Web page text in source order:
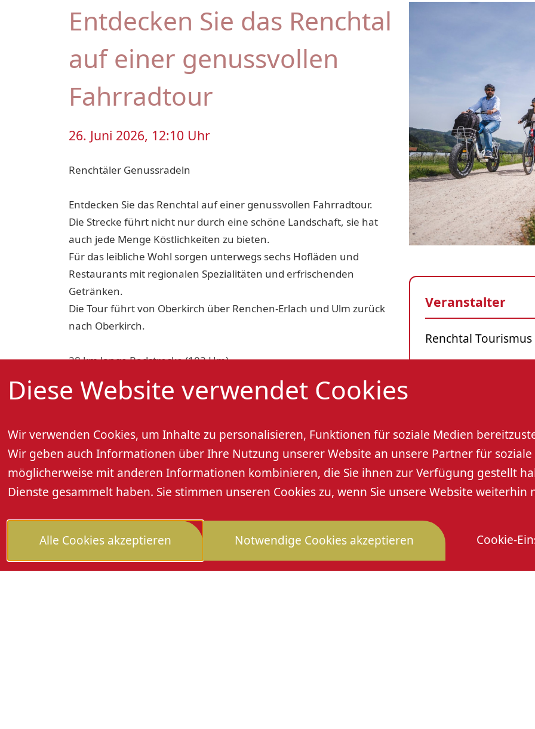
Diese Website verwendet Cookies
Wir verwenden Cookies, um Inhalte zu personalisieren, Funktionen für soziale Medien
Wir geben auch Informationen über Ihre Nutzung unserer Website an unsere Partner für
möglicherweise mit anderen Informationen kombinieren, die Sie ihnen zur Verfügung gestellt
Dienste gesammelt haben. Sie stimmen unseren Cookies zu, wenn Sie unsere Website weiterhin
Alle Cookies akzeptieren Notwendige Cookies akzeptieren Cookie-
Entdecken Sie das Renchtal
auf einer genussvollen
Fahrradtour
26. Juni 2026, 12:10 Uhr
Renchtäler Genussradeln
Entdecken Sie das Renchtal auf einer genussvollen Fahrradtour.
Die Strecke führt nicht nur durch eine schöne Landschaft, sie hat
auch jede Menge Köstlichkeiten zu bieten.
Für das leibliche Wohl sorgen unterwegs sechs Hofläden und
Restaurants mit regionalen Spezialitäten und erfrischenden
Getränken.
Die Tour führt von Oberkirch über Renchen-Erlach und Ulm zurück
nach Oberkirch.
28 km lange Radstrecke (102 Hm)
6 Stopps inkl. Spezialitäten und Getränke
59 Euro pro Person
Oktober
Start: 12:10 Uhr
Bitte beachten Sie, dass die Radtour nicht geführt ist. Die Strecke ist
aber separat ausgeschildert. Außerdem können GPX-Daten
heruntergeladen werden. Falls Sie möchten, kann gegen einen
Aufpreis von einem Rad-Guide bei der Tour begleitet werden.
Weitere Informationen unter www.renchtal-tourismus.de
Veranstalter
Renchtal Tourismus